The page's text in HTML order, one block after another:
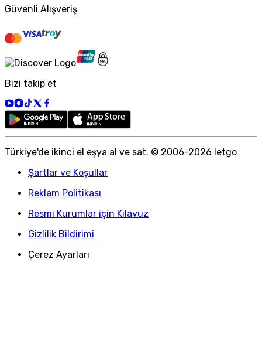
Güvenli Alışveriş
Bizi takip et
Türkiye'de ikinci el eşya al ve sat. © 2006-2026 letgo
Şartlar ve Koşullar
Reklam Politikası
Resmi Kurumlar için Kılavuz
Gizlilik Bildirimi
Çerez Ayarları